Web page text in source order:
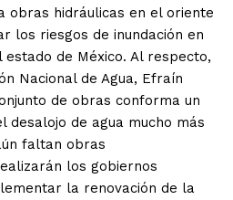
obras hidráulicas en el oriente
los riesgos de inundación en
estado de México. Al respecto,
Nacional de Agua, Efraín
de obras conforma un
desalojo de agua mucho más
faltan obras
los gobiernos
la renovación de la